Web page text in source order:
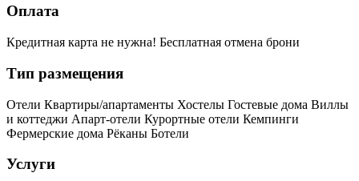
Оплата
Кредитная карта не нужна! Бесплатная отмена брони
Тип размещения
Отели Квартиры/апартаменты Хостелы Гостевые дома Виллы
и коттеджи Апарт-отели Курортные отели Кемпинги
Фермерские дома Рёканы Ботели
Услуги